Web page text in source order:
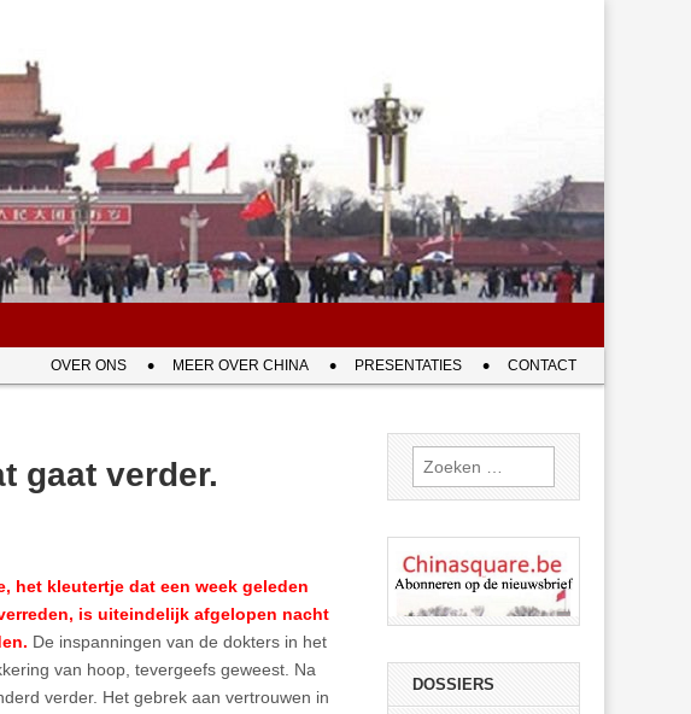
OVER ONS MEER OVER CHINA PRESENTATIES CONTACT
gaat verder.
het kleutertje dat een week geleden
is uiteindelijk afgelopen nacht
De inspanningen van de dokters in het
van hoop, tevergeefs geweest. Na
verder. Het gebrek aan vertrouwen in
Zoeken
naar:
DOSSIERS